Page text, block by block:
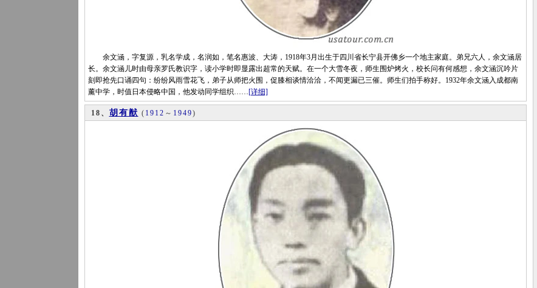
余文涵，字复源，乳名学成，名润如，笔名惠波、大涛，1918年3月出生于四川省长宁县开佛乡一个地主家庭。弟兄六人，余文涵居
长。余文涵儿时由母亲罗氏教识字，读小学时即显露出超常的天赋。在一个大雪冬夜，师生围炉烤火，校长问有何感想，余文涵沉吟片
刻即抢先口诵四句：纷纷风雨雪花飞，弟子从师把火围，促膝相谈情洽洽，不闻更漏已三催。师生们拍手称好。1932年余文涵入成都南
薰中学，时值日本侵略中国，他发动同学组织……[详细]
18、 胡有猷 ( 1912 ～ 1949)